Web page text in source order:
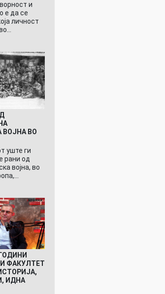
и
е да се
личност
ВОЈНА ВО
уште ги
рани од
војна, во
ФАКУЛТЕТ
ИДНА